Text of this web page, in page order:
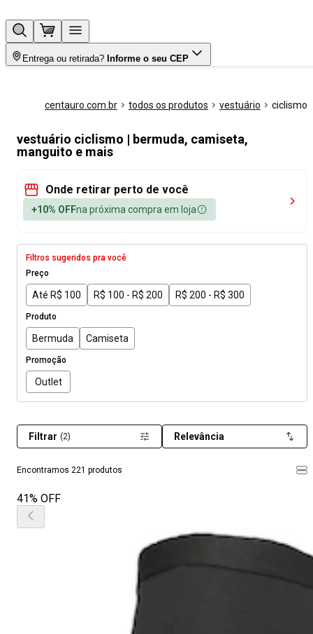
Entrega ou retirada? Informe o seu CEP
centauro.com.br todos os produtos vestuário ciclismo
vestuário ciclismo | bermuda, camiseta,
manguito e mais
Onde retirar perto de você
+10% OFFna próxima compra em loja
Filtros sugeridos pra você
Preço
Até R$ 100 R$ 100 - R$ 200 R$ 200 - R$ 300
Produto
Bermuda Camiseta
Promoção
Outlet
Encontramos 221 produtos
Filtrar (2) Relevância
41% OFF